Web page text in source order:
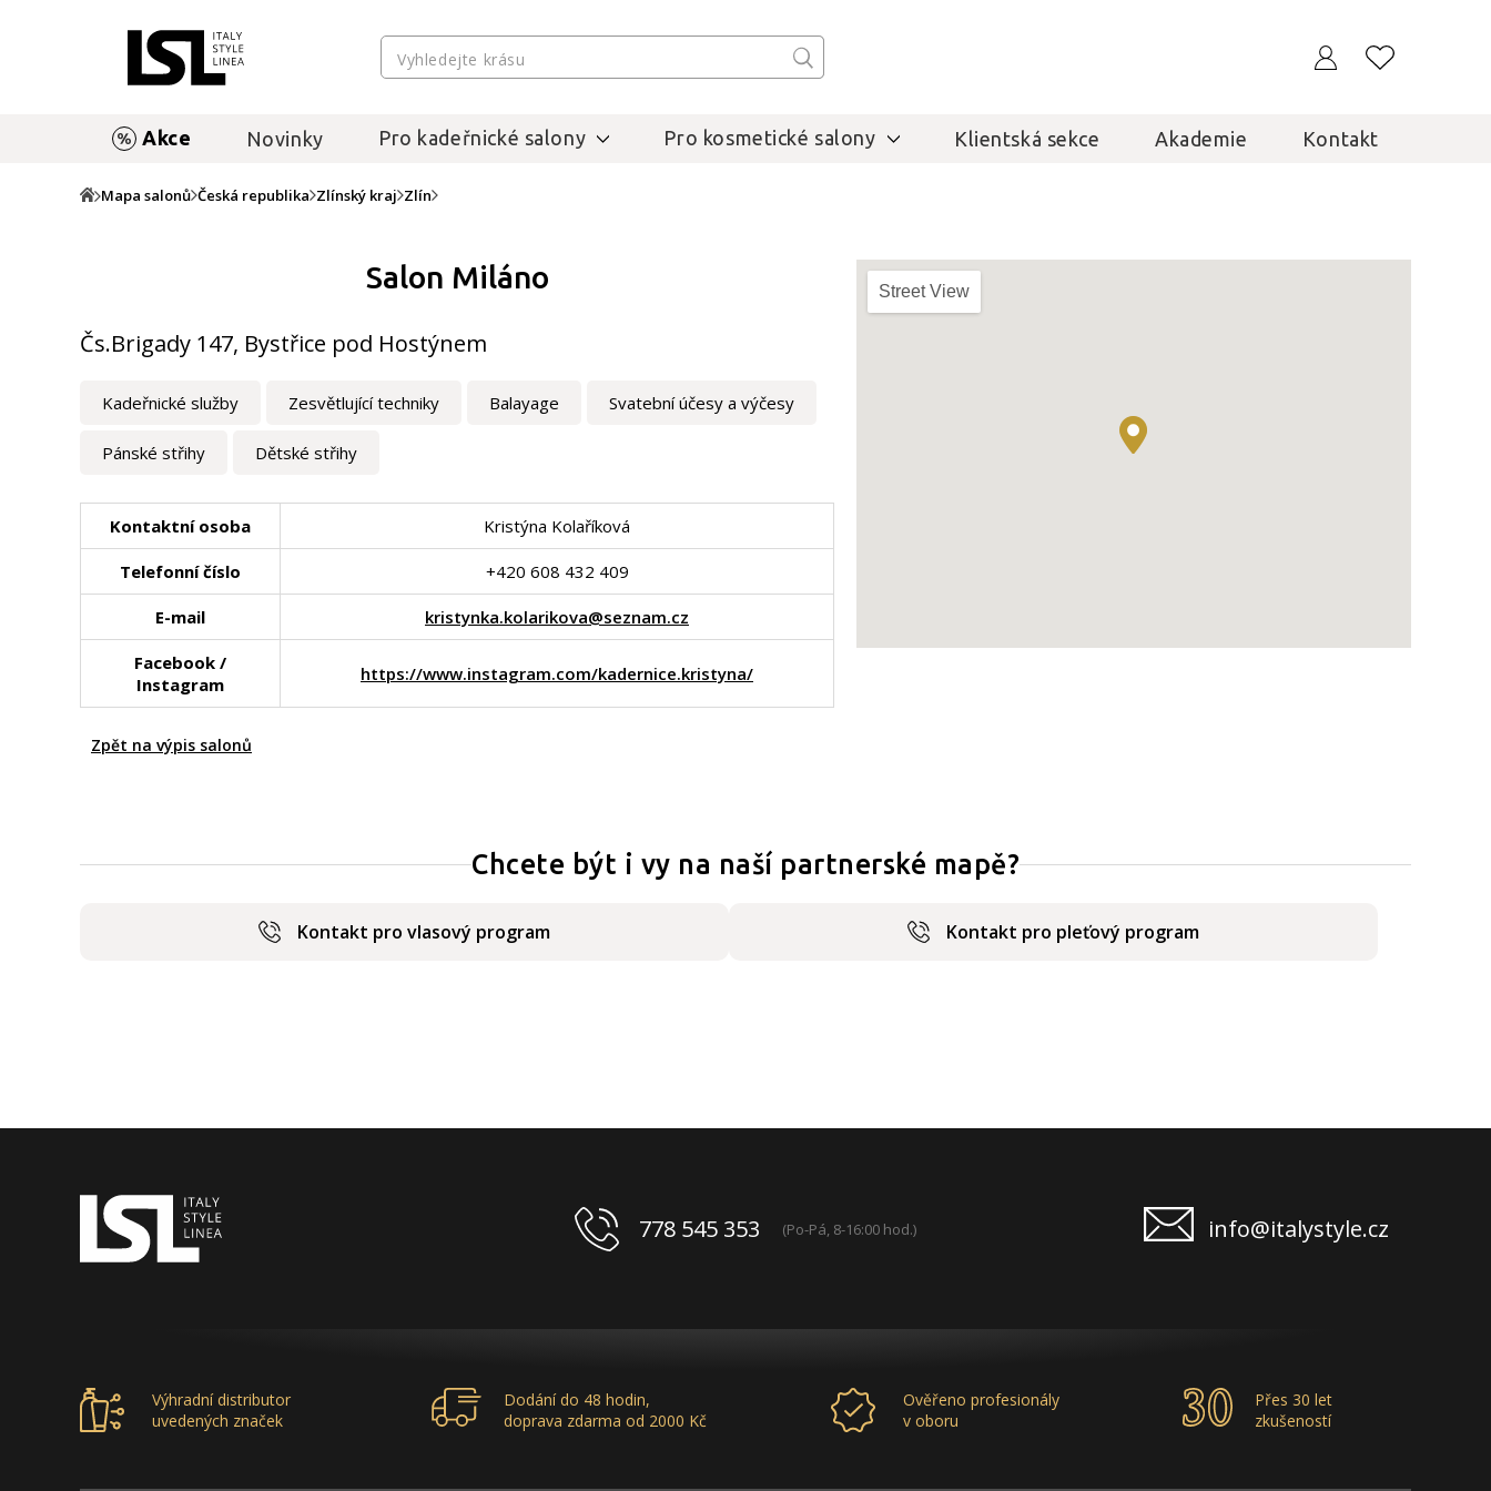
Akce Novinky Pro kadeřnické salony Pro kosmetické salony Klientská sekce Akademie Kontakt
Mapa salonů Česká republika Zlínský kraj Zlín
Salon Miláno
Čs.Brigady 147, Bystřice pod Hostýnem
Kadeřnické služby Zesvětlující techniky Balayage Svatební účesy a výčesy
Pánské střihy Dětské střihy
Kontaktní osoba Kristýna Kolaříková
Telefonní číslo +420 608 432 409
E-mail kristynka.kolarikova@seznam.cz
Facebook /
Instagram
https://www.instagram.com/kadernice.kristyna/
Street View
Zpět na výpis salonů
Chcete být i vy na naší partnerské mapě?
Kontakt pro vlasový program Kontakt pro pleťový program
778 545 353 (Po-Pá, 8-16:00 hod.) info@italystyle.cz
Výhradní distributor
uvedených značek
Dodání do 48 hodin,
doprava zdarma od 2000 Kč
Ověřeno profesionály
v oboru
Přes 30 let
zkušeností